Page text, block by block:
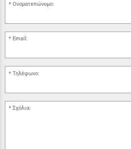
Ονοματεπώνυμο:
Email:
Τηλέφωνο:
Σχόλια: